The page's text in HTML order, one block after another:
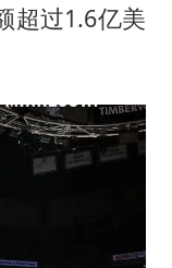
超过1.6亿美